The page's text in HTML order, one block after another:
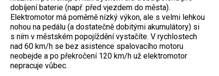
dobíjení baterie (např. před vjezdem do města).
Elektromotor má poměrně nízký výkon, ale s velmi lehkou
nohou na pedálu (a dostatečně dobitými akumulátory) si
s ním v městském popojíždění vystačíte. V rychlostech
nad 60 km/h se bez asistence spalovacího motoru
neobejde a po překročení 120 km/h už elektromotor
nepracuje vůbec.